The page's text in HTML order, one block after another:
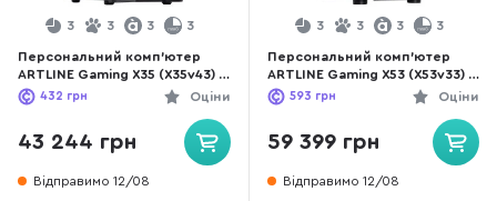
3 3 3 3
Персональний комп'ютер
ARTLINE Gaming X35 (X35v43) -
Intel Core i5 i5-12400F / 16 ГБ
DDR4 / PCI-E SSD 480 ГБ /
Nvidia / GeForce RTX 3050, 8
ГБ / Intel H610 / 600 Вт
Оціни
432 грн
43 244 грн
Відправимо 12/08
3 3 3 3
Персональний комп'ютер
ARTLINE Gaming X53 (X53v33) -
Intel Core i5 i5-12400F / 32 ГБ
DDR4 / HDD + SSD 2 ТБ + 480
ГБ / Nvidia / GeForce RTX
3050, 8 ГБ / Intel B660 / 650 Вт
Оціни
593 грн
59 399 грн
Відправимо 12/08